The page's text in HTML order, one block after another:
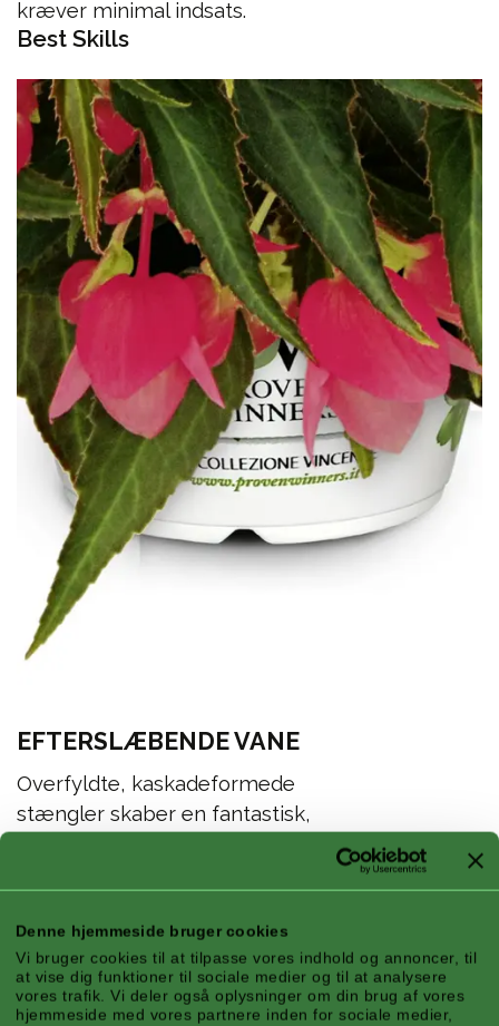
Denne hjemmeside bruger cookies
Vi bruger cookies til at tilpasse vores indhold og annoncer, til
at vise dig funktioner til sociale medier og til at analysere
vores trafik. Vi deler også oplysninger om din brug af vores
hjemmeside med vores partnere inden for sociale medier,
kræver minimal indsats.
Best Skills
EFTERSLÆBENDE VANE
Overfyldte, kaskadeformede
stængler skaber en fantastisk,